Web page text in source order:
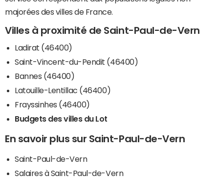
majorées des villes de France.
Villes à proximité de Saint-Paul-de-Vern
Ladirat (46400)
Saint-Vincent-du-Pendit (46400)
Bannes (46400)
Latouille-Lentillac (46400)
Frayssinhes (46400)
Budgets des villes du Lot
En savoir plus sur Saint-Paul-de-Vern
Saint-Paul-de-Vern
Salaires à Saint-Paul-de-Vern